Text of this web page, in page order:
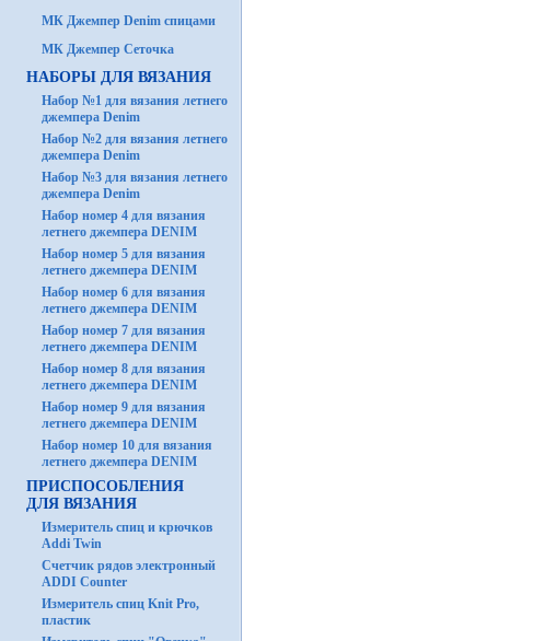
МК Джемпер Denim спицами
МК Джемпер Сеточка
НАБОРЫ ДЛЯ ВЯЗАНИЯ
Набор №1 для вязания летнего
джемпера Denim
Набор №2 для вязания летнего
джемпера Denim
Набор №3 для вязания летнего
джемпера Denim
Набор номер 4 для вязания
летнего джемпера DENIM
Набор номер 5 для вязания
летнего джемпера DENIM
Набор номер 6 для вязания
летнего джемпера DENIM
Набор номер 7 для вязания
летнего джемпера DENIM
Набор номер 8 для вязания
летнего джемпера DENIM
Набор номер 9 для вязания
летнего джемпера DENIM
Набор номер 10 для вязания
летнего джемпера DENIM
ПРИСПОСОБЛЕНИЯ
ДЛЯ ВЯЗАНИЯ
Измеритель спиц и крючков
Addi Twin
Счетчик рядов электронный
ADDI Counter
Измеритель спиц Knit Pro,
пластик